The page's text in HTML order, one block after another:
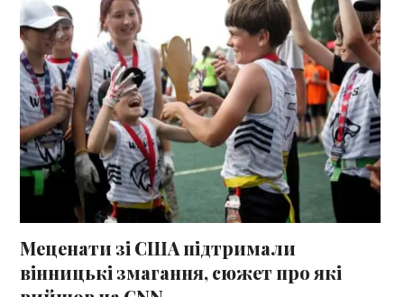
Меценати зі США підтримали
вінницькі змагання, сюжет про які